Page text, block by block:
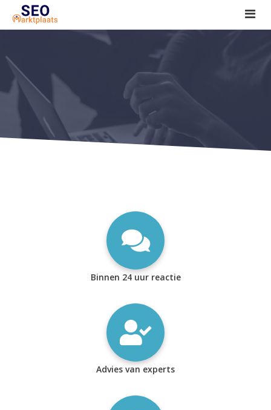
SEO tools reviews
Marketeer bij jou in de buurt?
Offerte
1. Seo voor beginners +
2. Onderzoeken +
Binnen 24 uur reactie
Advies van experts